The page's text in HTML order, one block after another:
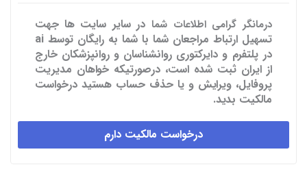
درمانگر گرامی اطلاعات شما در سایر سایت ها جهت
تسهیل ارتباط مراجعان شما با شما به رایگان توسط ai
در پلتفرم و دایرکتوری روانشناسان و روانپزشکان خارج
از ایران ثبت شده است، درصورتیکه خواهان مدیریت
پروفایل، ویرایش و یا حذف حساب هستید درخواست
مالکیت بدید.
درخواست مالکیت دارم